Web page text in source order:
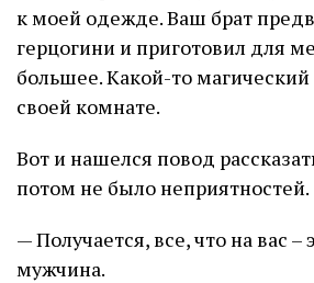
к моей одежде. Ваш брат
герцогини и приготовил для
большее. Какой-то
своей комнате.
Вот и нашелся повод
потом не было неприятностей.
— Получается, все, что на вас
мужчина.